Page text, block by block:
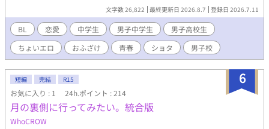
文字数 26,822 最終更新日 2026.8.7 登録日 2026.7.11
BL 恋愛 中学生 男子中学生
男子高校生
ちょいエロ
おふざけ 青春 ショタ 男子校
6
短編 完結 R15
お気に入り : 1 24h.ポイント : 214
月の裏側に行ってみたい。統合版
WhoCROW